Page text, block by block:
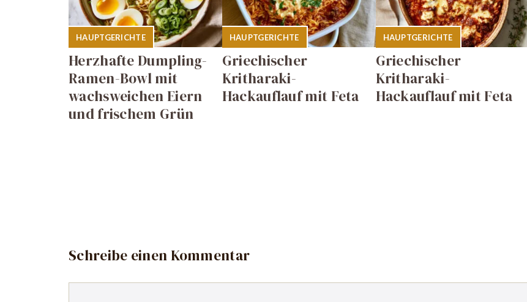
HAUPTGERICHTE
Herzhafte Dumpling-
Ramen-Bowl mit
wachsweichen Eiern
und frischem Grün
HAUPTGERICHTE
Griechischer
Kritharaki-
Hackauflauf mit Feta
HAUPTGERICHTE
Griechischer
Kritharaki-
Hackauflauf mit Feta
Schreibe einen Kommentar